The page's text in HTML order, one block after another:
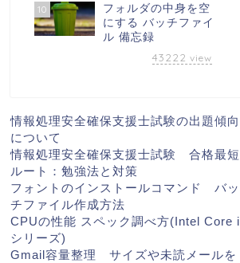
10
フォルダの中身を空
にする バッチファイ
ル 備忘録
43222 view
情報処理安全確保支援士試験の出題傾向
について
情報処理安全確保支援士試験 合格最短
ルート：勉強法と対策
フォントのインストールコマンド バッ
チファイル作成方法
CPUの性能 スペック調べ方(Intel Core i
シリーズ)
Gmail容量整理 サイズや未読メールを